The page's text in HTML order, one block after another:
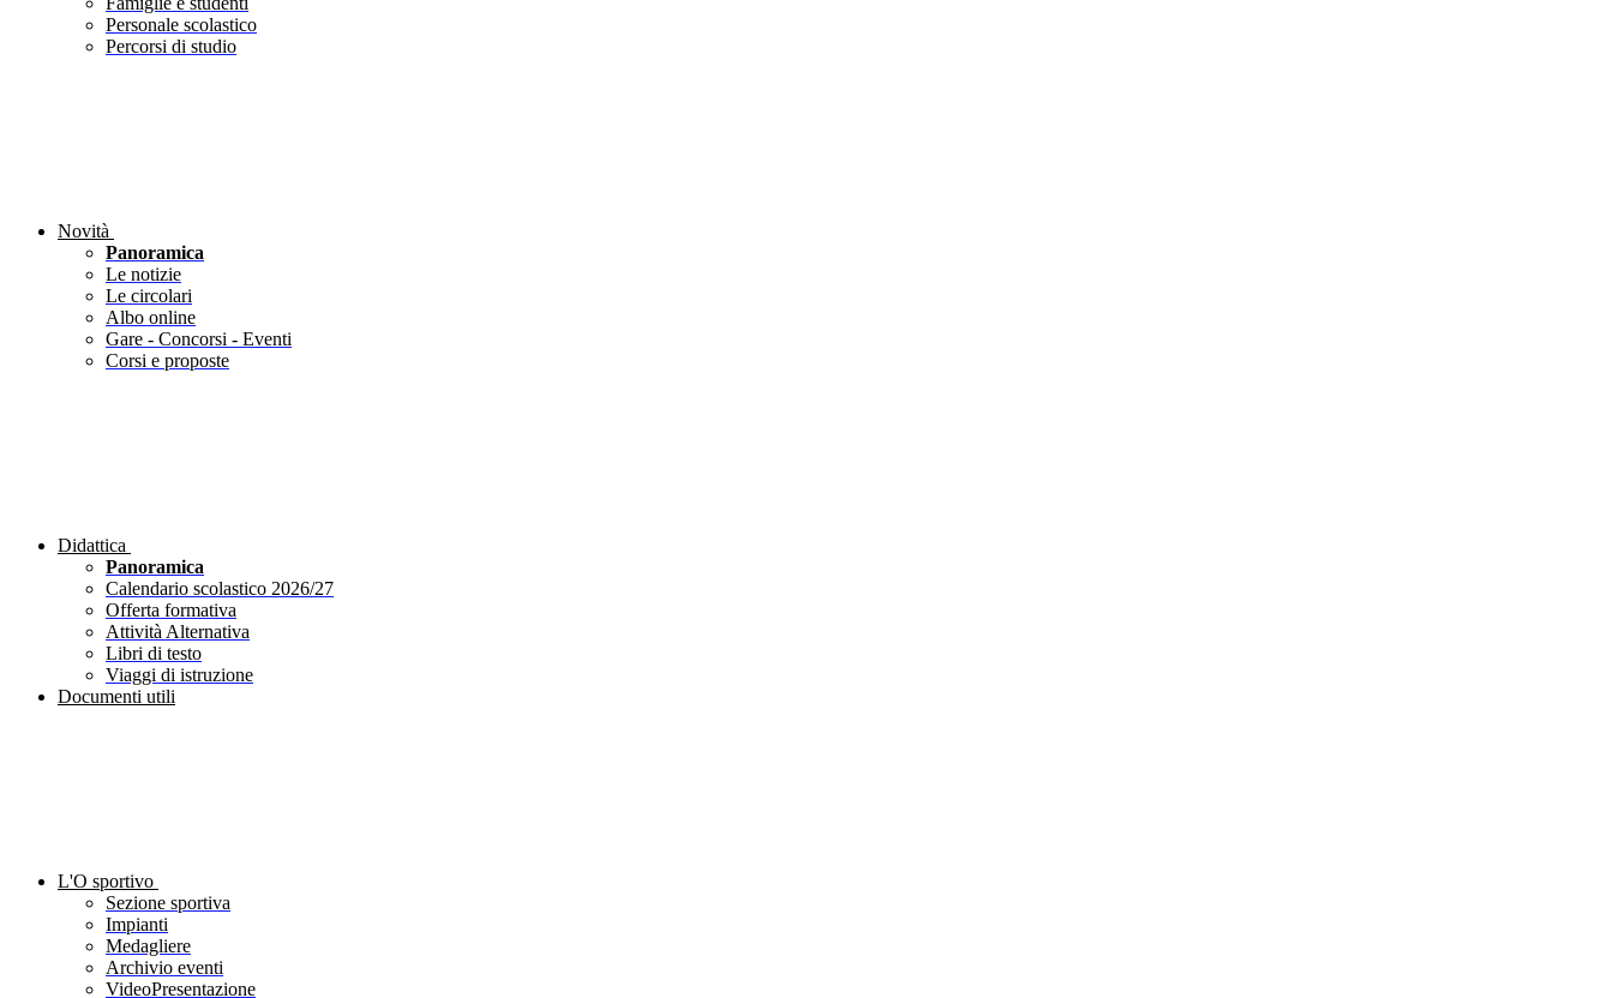
Personale scolastico
Percorsi di studio
Novità
Panoramica
Le notizie
Le circolari
Albo online
Gare - Concorsi - Eventi
Corsi e proposte
Didattica
Panoramica
Calendario scolastico 2026/27
Offerta formativa
Attività Alternativa
Libri di testo
Viaggi di istruzione
Documenti utili
L'O sportivo
Sezione sportiva
Impianti
Medagliere
Archivio eventi
VideoPresentazione